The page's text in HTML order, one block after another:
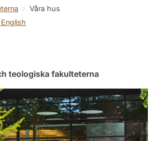
Våra hus
teologiska fakulteterna